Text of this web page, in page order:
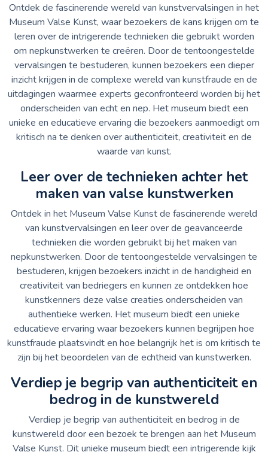
Ontdek de fascinerende wereld van kunstvervalsingen in het
Museum Valse Kunst, waar bezoekers de kans krijgen om te
leren over de intrigerende technieken die gebruikt worden
om nepkunstwerken te creëren. Door de tentoongestelde
vervalsingen te bestuderen, kunnen bezoekers een dieper
inzicht krijgen in de complexe wereld van kunstfraude en de
uitdagingen waarmee experts geconfronteerd worden bij het
onderscheiden van echt en nep. Het museum biedt een
unieke en educatieve ervaring die bezoekers aanmoedigt om
kritisch na te denken over authenticiteit, creativiteit en de
waarde van kunst.
Leer over de technieken achter het
maken van valse kunstwerken
Ontdek in het Museum Valse Kunst de fascinerende wereld
van kunstvervalsingen en leer over de geavanceerde
technieken die worden gebruikt bij het maken van
nepkunstwerken. Door de tentoongestelde vervalsingen te
bestuderen, krijgen bezoekers inzicht in de handigheid en
creativiteit van bedriegers en kunnen ze ontdekken hoe
kunstkenners deze valse creaties onderscheiden van
authentieke werken. Het museum biedt een unieke
educatieve ervaring waar bezoekers kunnen begrijpen hoe
kunstfraude plaatsvindt en hoe belangrijk het is om kritisch te
zijn bij het beoordelen van de echtheid van kunstwerken.
Verdiep je begrip van authenticiteit en
bedrog in de kunstwereld
Verdiep je begrip van authenticiteit en bedrog in de
kunstwereld door een bezoek te brengen aan het Museum
Valse Kunst. Dit unieke museum biedt een intrigerende kijk